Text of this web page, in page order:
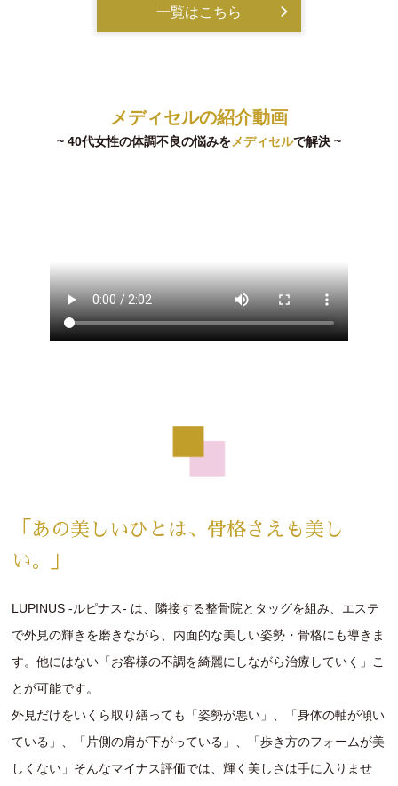
一覧はこちら
メディセルの紹介動画
~ 40代女性の体調不良の悩みをメディセルで解決 ~
「あの美しいひとは、骨格さえも美し
い。」
LUPINUS -ルピナス- は、隣接する整骨院とタッグを組み、エステ
で外見の輝きを磨きながら、内面的な美しい姿勢・骨格にも導きま
す。他にはない「お客様の不調を綺麗にしながら治療していく」こ
とが可能です。
外見だけをいくら取り繕っても「姿勢が悪い」、「身体の軸が傾い
ている」、「片側の肩が下がっている」、「歩き方のフォームが美
しくない」そんなマイナス評価では、輝く美しさは手に入りませ